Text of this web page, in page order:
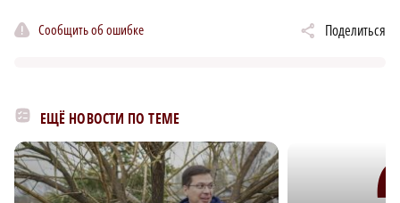
Сообщить об ошибке Поделиться
ЕЩЁ НОВОСТИ ПО ТЕМЕ